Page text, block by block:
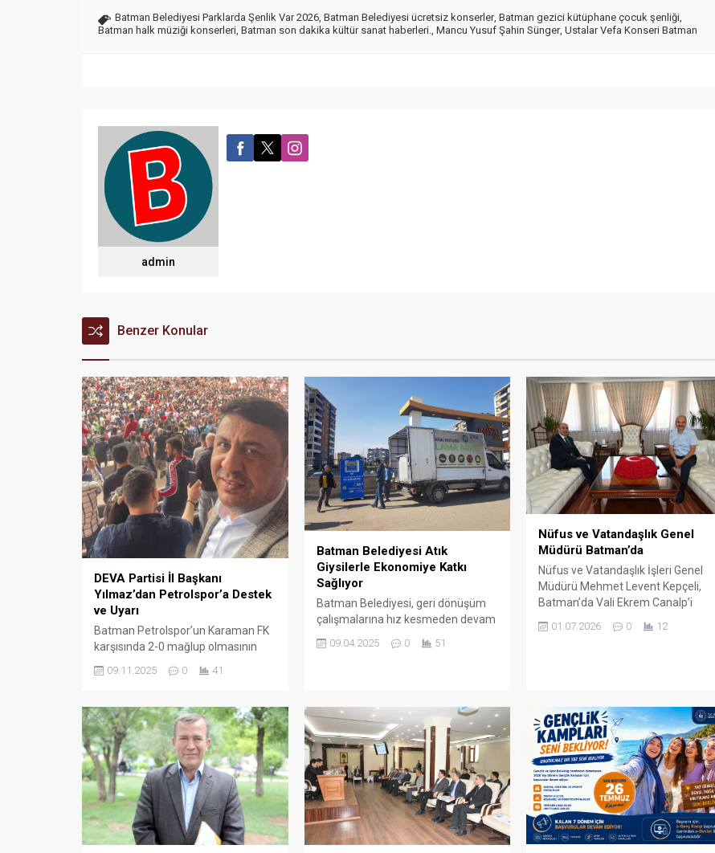
Batman Belediyesi Parklarda Şenlik Var 2026 Batman Belediyesi ücretsiz konserler, Batman gezici kütüphane çocuk şenliği
Batman halk müziği konserleri Batman son dakika kültür sanat haberleri. Mancu Yusuf Şahin Sünger, Ustalar Vefa Konseri Batman
admin
Benzer Konular
DEVA Partisi İl Başkanı
Yılmaz’dan Petrolspor’a Destek
ve Uyarı
Batman Petrolspor’un Karaman FK
karşısında 2-0 mağlup olmasının
ardından DEVA Partisi Batman İl
Başkanı Şehmus Yılmaz
takımın son haftalarda düşüş
yaşadığını belirterek futbolculara
moral ve özgüven çağrısı yaptı.
09.11.2025 0 41
Batman Belediyesi Atık
Giysilerle Ekonomiye Katkı
Sağlıyor
Batman Belediyesi, geri dönüşüm
çalışmalarına hız kesmeden devam
ediyor. Kentin farklı noktalarına
kurulan 150 giysi kumbarası ile 120
09.04.2025 0 51
Nüfus ve Vatandaşlık Genel
Müdürü Batman’da
Nüfus ve Vatandaşlık İşleri Genel
Müdürü Mehmet Levent Kepçeli,
Batman’da Vali Ekrem Canalp’i
hizmetler hakkında görüş
01.07.2026 0 12